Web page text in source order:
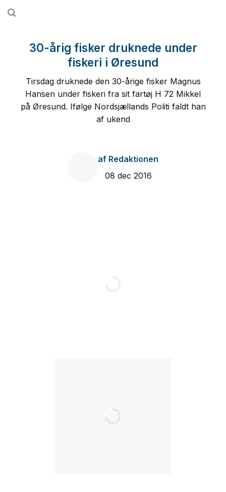
Fortsæt
30-årig fisker druknede under
fiskeri i Øresund
Tirsdag druknede den 30-årige fisker Magnus
Hansen under fiskeri fra sit fartøj H 72 Mikkel
på Øresund. Ifølge Nordsjællands Politi faldt han
af ukend
af Redaktionen
08 dec 2016